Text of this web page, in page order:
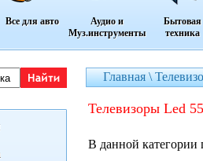
Все для авто
Аудио и
Муз.инструменты
Бытовая
техника
Главная \
Телевизоры Led
В данной категории